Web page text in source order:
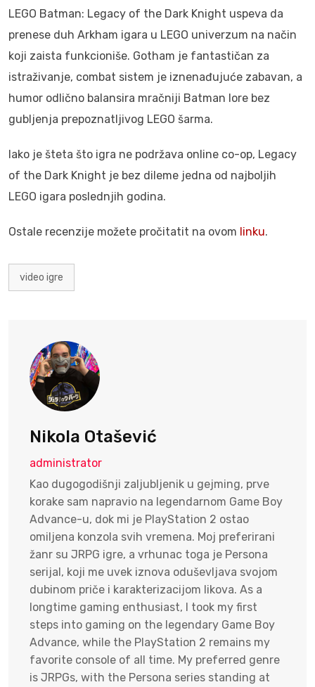
LEGO Batman: Legacy of the Dark Knight uspeva da
prenese duh Arkham igara u LEGO univerzum na način
koji zaista funkcioniše. Gotham je fantastičan za
istraživanje, combat sistem je iznenađujuće zabavan, a
humor odlično balansira mračniji Batman lore bez
gubljenja prepoznatljivog LEGO šarma.
Iako je šteta što igra ne podržava online co-op, Legacy
of the Dark Knight je bez dileme jedna od najboljih
LEGO igara poslednjih godina.
Ostale recenzije možete pročitatit na ovom linku.
video igre
Nikola Otašević
administrator
Kao dugogodišnji zaljubljenik u gejming, prve
korake sam napravio na legendarnom Game Boy
Advance-u, dok mi je PlayStation 2 ostao
omiljena konzola svih vremena. Moj preferirani
žanr su JRPG igre, a vrhunac toga je Persona
serijal, koji me uvek iznova oduševljava svojom
dubinom priče i karakterizacijom likova. As a
longtime gaming enthusiast, I took my first
steps into gaming on the legendary Game Boy
Advance, while the PlayStation 2 remains my
favorite console of all time. My preferred genre
is JRPGs, with the Persona series standing at